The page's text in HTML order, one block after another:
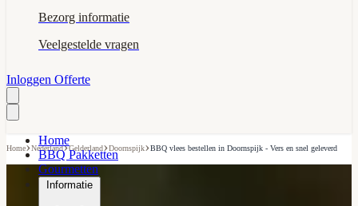
Bezorg informatie
Veelgestelde vragen
Inloggen Offerte
Home
BBQ Pakketten
Gourmetten
Informatie
Home›Nederland›Gelderland›Doornspijk›BBQ vlees bestellen in Doornspijk - Vers en snel geleverd